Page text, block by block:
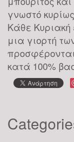
γνωστό
Κάθε Κυριακή
μια γιορτή
κατά 100%
21
ΔΕΚ